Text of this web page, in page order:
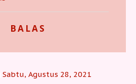
BALAS
Sabtu, Agustus 28, 2021